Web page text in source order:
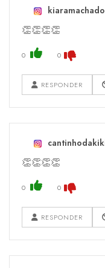
👏👏👏👏
0 0
RESPONDER
👏👏👏👏
0 0
RESPONDER